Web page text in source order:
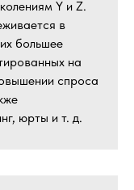
Y и Z.
в
большее
на
спроса
юрты и т. д.